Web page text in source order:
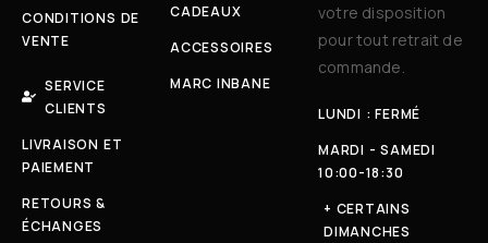
CONDITIONS DE
VENTE
SERVICE
CLIENTS
LIVRAISON ET
PAIEMENT
RETOURS &
ÉCHANGES
CADEAUX
ACCESSOIRES
MARC INBANE
votre disposition
pour tout retrait de
commande.
LUNDI : FERMÉ
MARDI - SAMEDI
10:00-18:30
+ CERTAINS
DIMANCHES